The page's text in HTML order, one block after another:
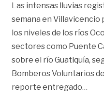
Las intensas lluvias
semana en
los niveles de los ríos
sectores como Puente
sobre el río Guatiquía,
Bomberos Voluntarios
reporte entregado…